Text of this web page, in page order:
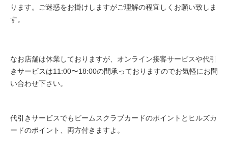
ります。ご迷惑をお掛けしますがご理解の程宜しくお願い致しま
す。
なお店舗は休業しておりますが、 オンライン接客サービスや代引
きサービスは11:00〜18:00の間承っておりますのでお気軽にお問
い合わせ下さい。
代引きサービスでもビームスクラブカードのポイントとヒルズカ
ードのポイント、両方付きますよ。